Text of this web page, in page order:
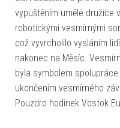
vypuštěním umělé družice
robotickými vesmírnými
což vyvrcholilo vysláním
nakonec na Měsíc.
byla symbolem
ukončením vesmírného
Pouzdro hodinek Vostok